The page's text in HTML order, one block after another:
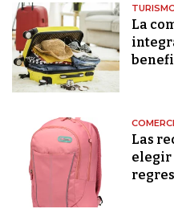
La
Las
elegir